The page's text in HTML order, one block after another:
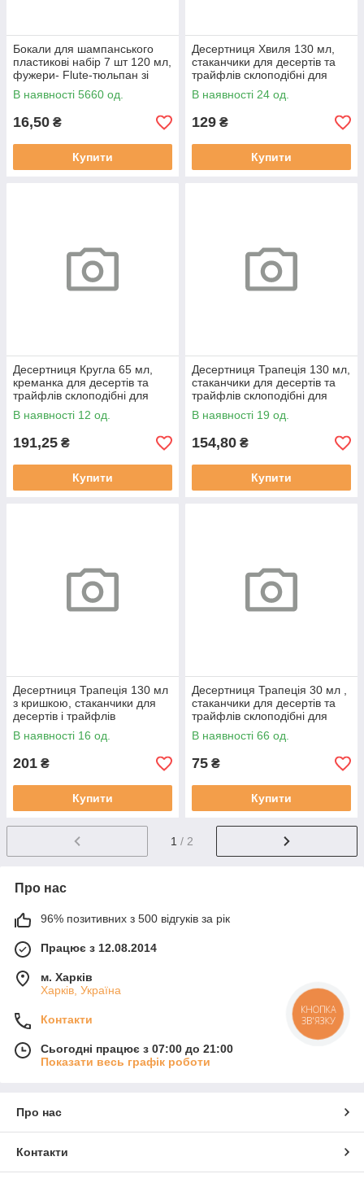
Бокали для шампанського
пластикові набір 7 шт 120 мл,
фужери- Flute-тюльпан зі
склопластику для свята (7
шт)
В наявності 5660 од.
16,50 ₴
Купити
Десертниця Хвиля 130 мл,
стаканчики для десертів та
трайфлів склоподібні для
фуршету (10 шт)
В наявності 24 од.
129 ₴
Купити
Десертниця Кругла 65 мл,
креманка для десертів та
трайфлів склоподібні для
фуршету (25 шт)
В наявності 12 од.
191,25 ₴
Купити
Десертниця Трапеція 130 мл,
стаканчики для десертів та
трайфлів склоподібні для
фуршету (12 шт)
В наявності 19 од.
154,80 ₴
Купити
Десертниця Трапеція 130 мл
з кришкою, стаканчики для
десертів і трайфлів
склоподібні для фуршету (10
шт)
В наявності 16 од.
201 ₴
Купити
Десертниця Трапеція 30 мл ,
стаканчики для десертів та
трайфлів склоподібні для
фуршету (10 шт)
В наявності 66 од.
75 ₴
Купити
1 / 2
Про нас
96% позитивних з 500 відгуків за рік
Працює з 12.08.2014
м. Харків
Харків, Україна
Контакти
Сьогодні працює з 07:00 до 21:00
Показати весь графік роботи
Про нас
Контакти
КНОПКА
ЗВ'ЯЗКУ